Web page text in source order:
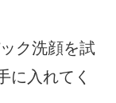
ク洗顔を試
に入れてく